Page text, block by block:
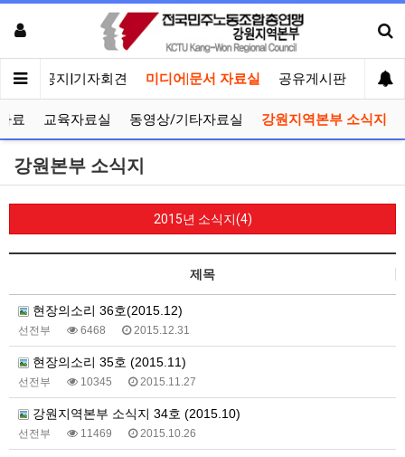
인 공지|기자회견 미디어|문서 자료실 공유게시판 선거
료 교육자료실 동영상/기타자료실 강원지역본부 소식지
강원본부 소식지
2015년 소식지(4)
제목
현장의소리 36호(2015.12)
선전부 6468 2015.12.31
현장의소리 35호 (2015.11)
선전부 10345 2015.11.27
강원지역본부 소식지 34호 (2015.10)
선전부 11469 2015.10.26